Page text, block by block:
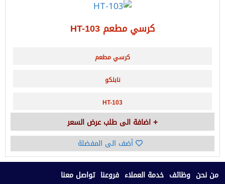
كرسي مطعم HT-103
كرسي مطعم
نابلكو
HT-103
اضافة الى طلب عرض السعر
أضف الى المفضلة
من نحن وظائف خدمة العملاء فروعنا تواصل معنا